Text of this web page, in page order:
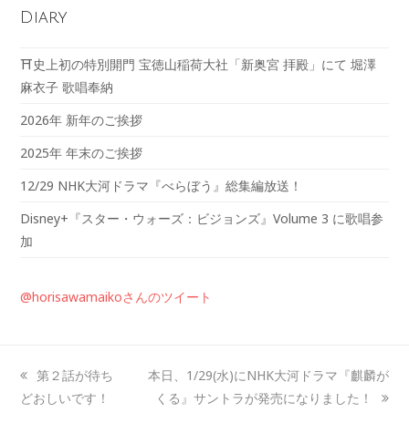
Diary
⛩️史上初の特別開門 宝徳山稲荷大社「新奥宮 拝殿」にて 堀澤
麻衣子 歌唱奉納
2026年 新年のご挨拶
2025年 年末のご挨拶
12/29 NHK大河ドラマ『べらぼう』総集編放送！
Disney+『スター・ウォーズ：ビジョンズ』Volume 3 に歌唱参
加
@horisawamaikoさんのツイート
第２話が待ち
どおしいです！
本日、1/29(水)にNHK大河ドラマ『麒麟が
くる』サントラが発売になりました！